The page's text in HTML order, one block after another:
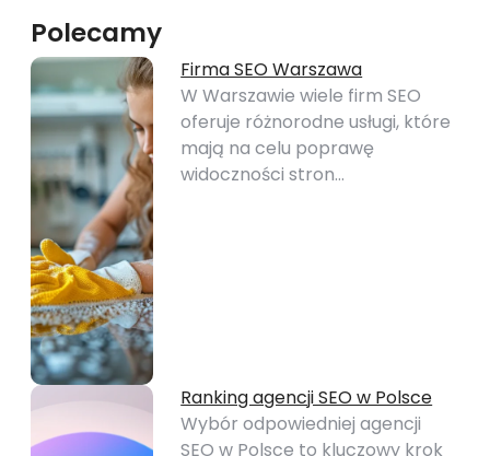
Polecamy
Firma SEO Warszawa
W Warszawie wiele firm SEO
oferuje różnorodne usługi, które
mają na celu poprawę
widoczności stron…
Ranking agencji SEO w Polsce
Wybór odpowiedniej agencji
SEO w Polsce to kluczowy krok